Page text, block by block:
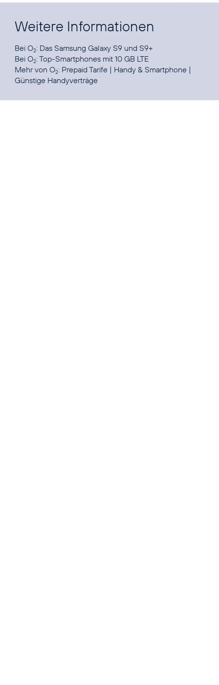
Weitere Informationen
Bei O2: Das Samsung Galaxy S9 und S9+
Bei O2:Top-Smartphones mit 10 GB LTE
Mehr von O2: Prepaid Tarife | Handy & Smartphone |
Günstige Handyverträge